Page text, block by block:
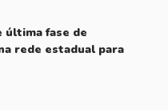
última fase de
rede estadual para